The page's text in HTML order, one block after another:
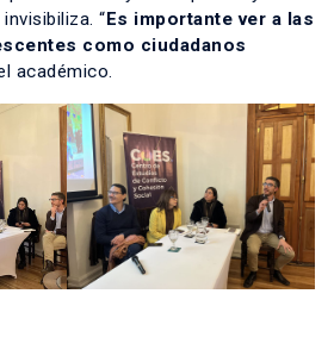
“Es importante ver a las
como ciudadanos
académico.